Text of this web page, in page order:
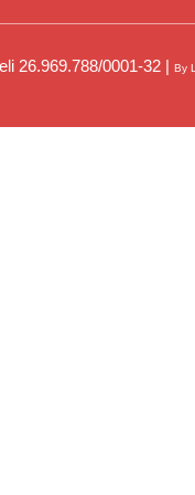
26.969.788/0001-32 | By